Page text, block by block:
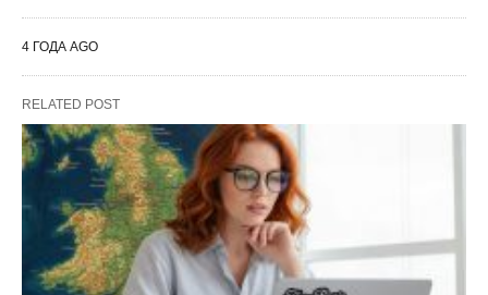
4 ГОДА AGO
RELATED POST